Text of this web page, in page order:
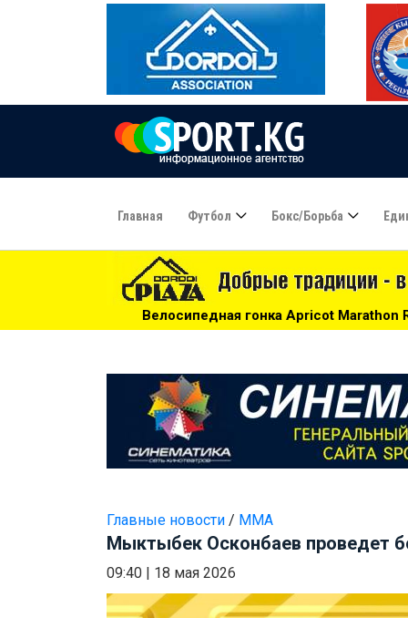
Главная Футбол Бокс/борьба
гонка Apricot Marathon Race: нужны волонтеры!
Главные новости / ММА
Мыктыбек Осконбаев проведет
09:40 18 мая 2026